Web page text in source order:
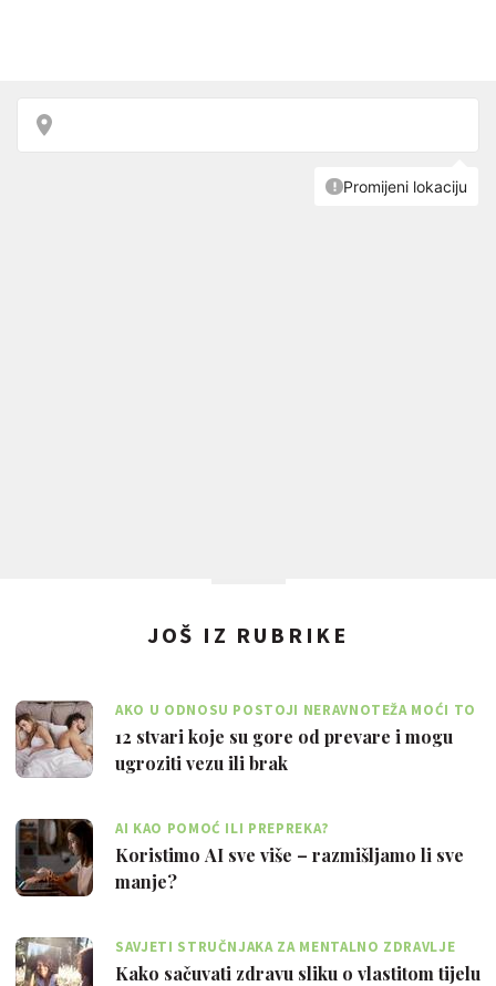
JOŠ IZ RUBRIKE
AKO U ODNOSU POSTOJI NERAVNOTEŽA MOĆI TO
JE VELIKI PROBLEM
12 stvari koje su gore od prevare i mogu
ugroziti vezu ili brak
AI KAO POMOĆ ILI PREPREKA?
Koristimo AI sve više – razmišljamo li sve
manje?
SAVJETI STRUČNJAKA ZA MENTALNO ZDRAVLJE
Kako sačuvati zdravu sliku o vlastitom tijelu